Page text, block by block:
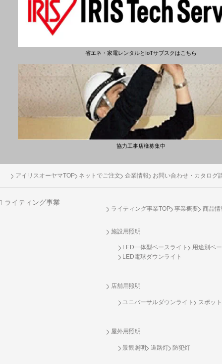
省エネ・家電レンタルとIoTサブスクはこちら
協力工事店様募集中
アイリスオーヤマTOP ネットでご注文 企業情報 お問い合わせ・カタログ
ライティング事業
ライティング事業TOP 事業概要 商品情
施設用照明
LED一体型ベースライト
用途別ベ
LED電球ダウンライト
店舗用照明
ユニバーサルダウンライト スポッ
屋外用照明
景観照明 道路灯 防犯灯